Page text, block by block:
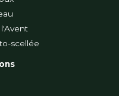
scellée